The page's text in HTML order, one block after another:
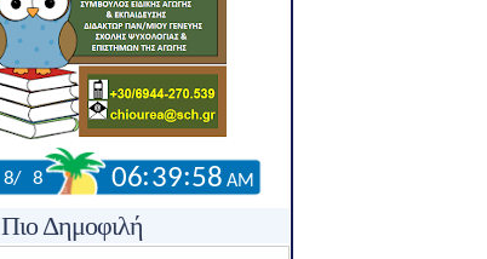
Πιο Δημοφιλή